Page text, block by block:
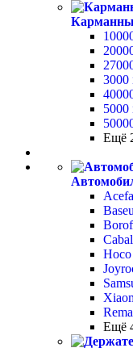
3000
5000
Ещё
Cabal
Hoco
Ещё